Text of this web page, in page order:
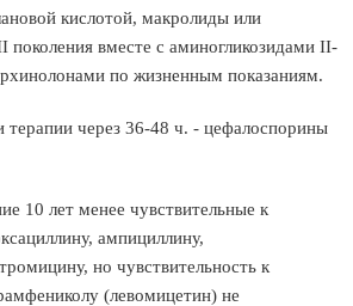
кислотой, макролиды или
поколения вместе с аминогликозидами II-
по жизненным показаниям.
терапии через 36-48 ч. - цефалоспорины
10 лет менее чувствительные к
ампициллину,
но чувствительность к
(левомицетин) не